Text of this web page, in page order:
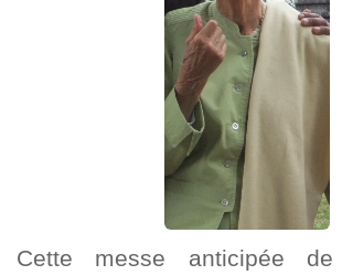
Cette messe anticipée